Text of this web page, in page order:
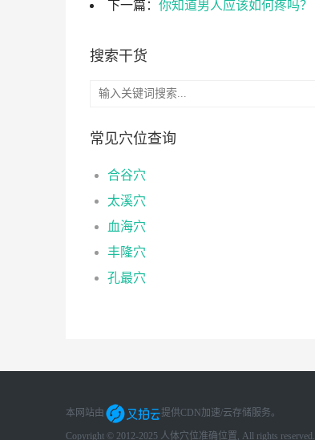
下一篇： 你知道男人应该如何疼吗？
搜索干货
常见穴位查询
合谷穴
太溪穴
血海穴
丰隆穴
孔最穴
本网站由 提供CDN加速/云存储服务。
Copyright © 2012-2025 人体穴位准确位置, All rights reserved.